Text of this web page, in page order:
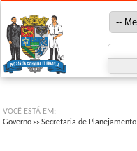
VOCÊ ESTÁ EM:
Governo >>Secretaria de